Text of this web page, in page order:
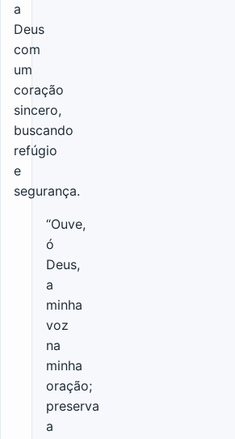
a
Deus
com
um
coração
sincero,
buscando
refúgio
e
segurança.
“Ouve,
ó
Deus,
a
minha
voz
na
minha
oração;
preserva
a